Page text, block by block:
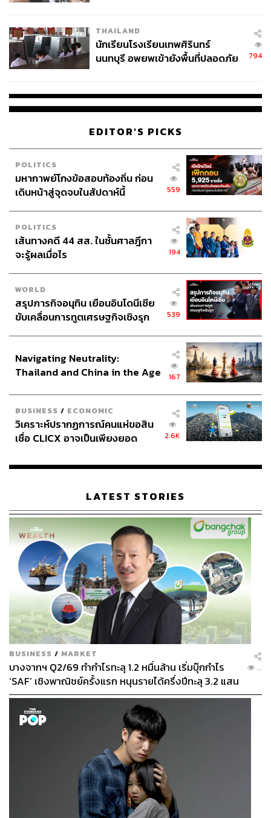
จ่ายหนี้-แอบระบุแบรนด์
THAILAND
นักเรียนโรงเรียนเทพศิรินทร์
นนทบุรี อพยพเข้ายังพื้นที่ปลอดภัย
794
EDITOR'S PICKS
POLITICS
มหากาพย์โกงข้อสอบท้องถิ่น ก่อน
เดินหน้าสู่จุดจบในสัปดาห์นี้
559
POLITICS
เส้นทางคดี 44 สส. ในชั้นศาลฎีกา
จะรู้ผลเมื่อไร
194
WORLD
สรุปภารกิจอนุทิน เยือนอินโดนีเซีย
ขับเคลื่อนการทูตเศรษฐกิจเชิงรุก
539
Navigating Neutrality:
Thailand and China in the Age
167
BUSINESS / ECONOMIC
วิเคราะห์ปรากฏการณ์คนแห่ขอสิน
เชื่อ CLICX อาจเป็นเพียงยอด
เรือนไทยที่ถูกซุกไว้
2.6K
LATEST STORIES
BUSINESS / MARKET
บางจากฯ Q2/69 ทำกำไรทะลุ 1.2 หมื่นล้าน เริ่มบุ๊กกำไร
‘SAF’ เชิงพาณิชย์ครั้งแรก หนุนรายได้ครึ่งปีทะลุ 3.2 แสน
ล้าน
...